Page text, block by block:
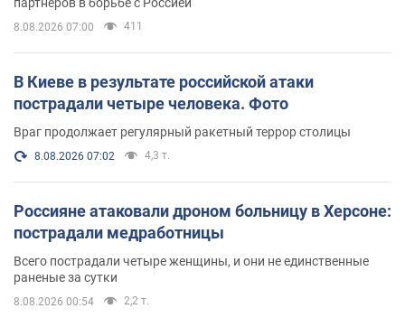
8.08.2026 07:00 411
В Киеве в результате российской атаки
пострадали четыре человека. Фото
Враг продолжает регулярный ракетный террор столицы
8.08.2026 07:02 4,3 т.
Россияне атаковали дроном больницу в Херсоне:
пострадали медработницы
Всего пострадали четыре женщины, и они не единственные
раненые за сутки
8.08.2026 00:54 2,2 т.